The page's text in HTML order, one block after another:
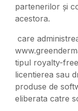
partenerilor și
acestora.
care
tipul royalty-
licentierea sau
produse de
eliberata catre